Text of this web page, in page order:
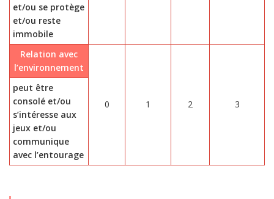
et/ou se protège
et/ou reste
immobile
Relation avec
l’environnement
0 1 2 3
peut être
consolé et/ou
s’intéresse aux
jeux et/ou
communique
avec l’entourage